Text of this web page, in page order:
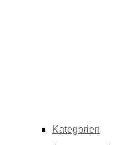
Kategorien